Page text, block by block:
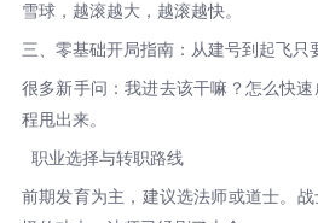
雪球，越滚越大，越滚越快。
三、零基础开局指南：从建号到起飞只
很多新手问：我进去该干嘛？怎么快
程甩出来。
职业选择与转职路线
前期发育为主，建议选法师或道士。